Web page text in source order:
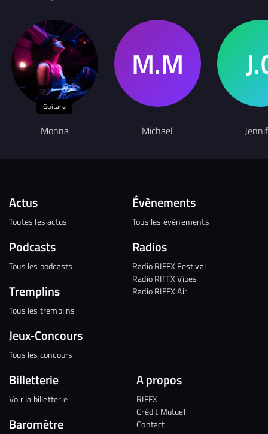
Guitare
Monna Michael
Actus
Toutes les actus
Podcasts
Tous les podcasts
Tremplins
Tous les tremplins
Jeux-Concours
Tous les concours
Évènements
Tous les évènements
Radios
Radio RIFFX Festival
Radio RIFFX Vibes
Radio RIFFX Air
Billetterie
Voir la billetterie
Baromètre
A propos
RIFFX
Crédit Mutuel
Contact